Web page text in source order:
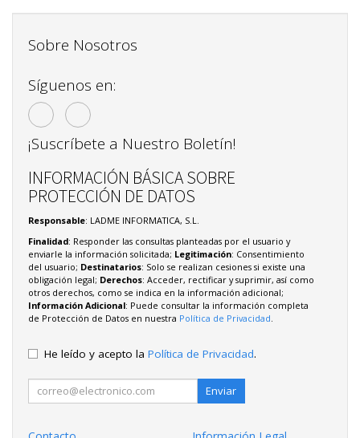
Sobre Nosotros
Síguenos en:
¡Suscríbete a Nuestro Boletín!
INFORMACIÓN BÁSICA SOBRE
PROTECCIÓN DE DATOS
Responsable: LADME INFORMATICA, S.L.
Finalidad: Responder las consultas planteadas por el usuario y
enviarle la información solicitada; Legitimación: Consentimiento
del usuario; Destinatarios: Solo se realizan cesiones si existe una
obligación legal; Derechos: Acceder, rectificar y suprimir, así como
otros derechos, como se indica en la información adicional;
Información Adicional: Puede consultar la información completa
de Protección de Datos en nuestra Política de Privacidad.
He leído y acepto la Política de Privacidad.
Enviar